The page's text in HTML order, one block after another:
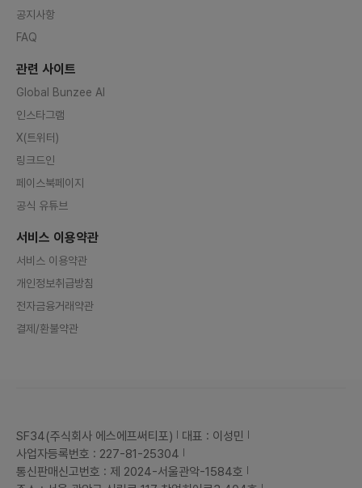
공지사항
FAQ
관련 사이트
Global Bunzee AI
인스타그램
X(트위터)
링크드인
페이스북페이지
공식 유튜브
서비스 이용약관
서비스 이용약관
개인정보취급방침
전자금융거래약관
결제/환불약관
SF34(주식회사 에스에프써티포)
대표 : 이성민
사업자등록번호 : 227-81-25304
통신판매신고번호 : 제 2024-서울관악-1584호